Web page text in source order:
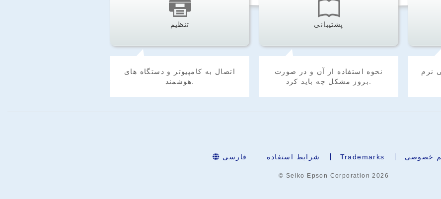
تنظیم
اتصال به کامپیوتر و دستگاه های
پشتیبانی
نحوه استفاده از آن و در صورت
نرم
فارسی شرایط استفاده Trademarks خصوصی
© Seiko Epson Corporation2026